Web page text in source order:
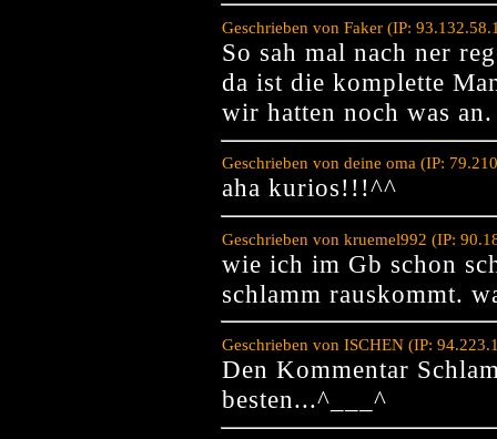
Geschrieben von Faker (IP:
So sah mal nach ner
da ist die komplette
wir hatten noch was an.
Geschrieben von deine oma (IP:
aha kurios!!!^^
Geschrieben von kruemel992 (IP:
wie ich im Gb schon
schlamm rauskommt.
Geschrieben von ISCHEN (IP:
Den Kommentar
besten...^___^